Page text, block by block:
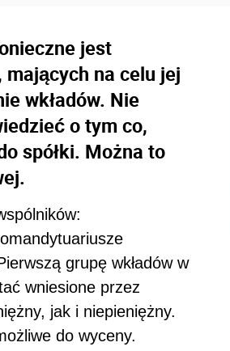
jest
na celu jej
wkładów. Nie
o tym co,
spółki. Można to
grupę wkładów w
wniesione przez
jak i niepieniężny.
do wyceny.